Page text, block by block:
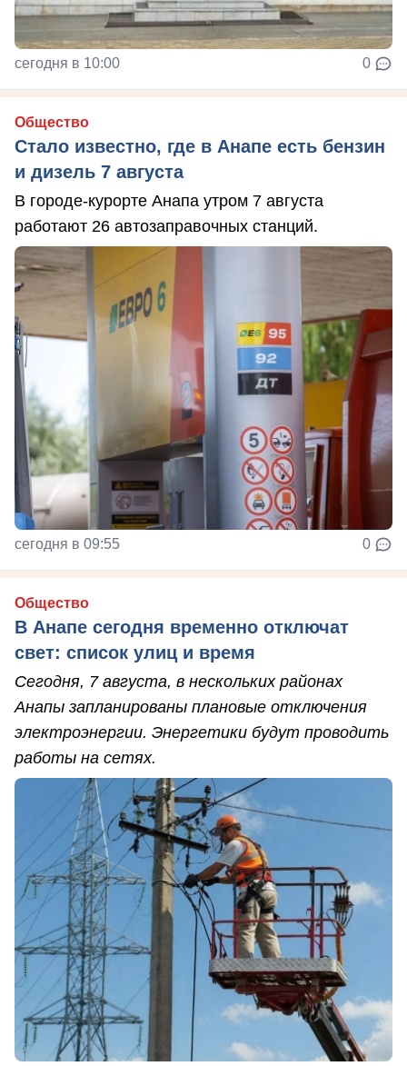
сегодня в 10:00 0
Общество
Стало известно, где в Анапе есть бензин
и дизель 7 августа
В городе-курорте Анапа утром 7 августа
работают 26 автозаправочных станций.
сегодня в 09:55 0
Общество
В Анапе сегодня временно отключат
свет: список улиц и время
Сегодня, 7 августа, в нескольких районах
Анапы запланированы плановые отключения
электроэнергии. Энергетики будут проводить
работы на сетях.